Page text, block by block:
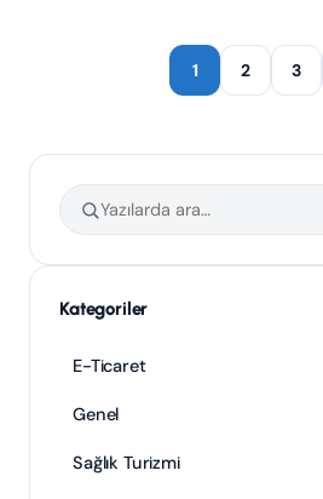
1 2 3
Kategoriler
E-Ticaret
Genel
Sağlık Turizmi